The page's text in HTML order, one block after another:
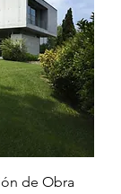
de Obra